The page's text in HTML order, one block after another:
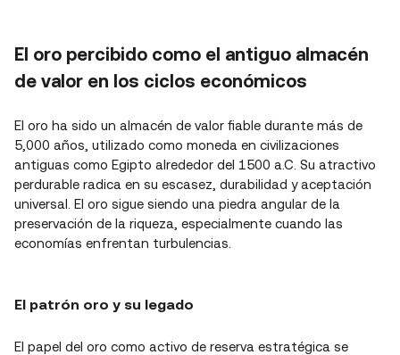
El oro percibido como el antiguo almacén
de valor en los ciclos económicos
El oro ha sido un almacén de valor fiable durante más de
5,000 años, utilizado como moneda en civilizaciones
antiguas como Egipto alrededor del 1500 a.C. Su atractivo
perdurable radica en su escasez, durabilidad y aceptación
universal. El oro sigue siendo una piedra angular de la
preservación de la riqueza, especialmente cuando las
economías enfrentan turbulencias.
El patrón oro y su legado
El papel del oro como activo de reserva estratégica se